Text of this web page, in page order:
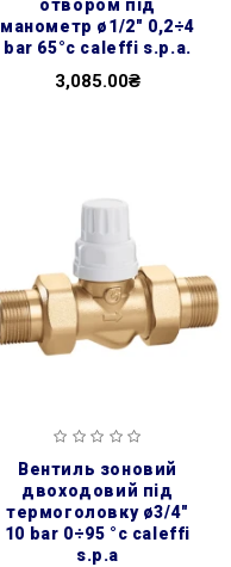
отвором під
манометр ø1/2″ 0,2÷4
bar 65°c caleffi s.p.a.
3,085.00₴
вентиль зоновий
двоходовий під
термоголовку ø3/4″
10 bar 0÷95 °c caleffi
s.p.a